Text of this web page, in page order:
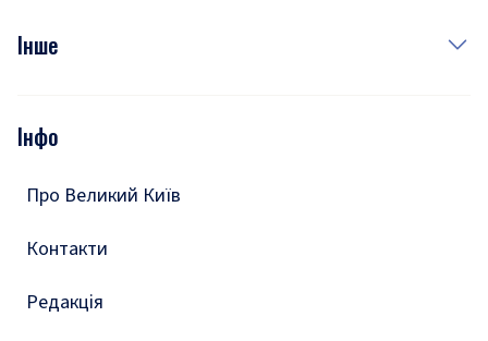
Фото
Подкасти
Інше
Тести
Інфо
Про Великий Київ
Контакти
Редакція